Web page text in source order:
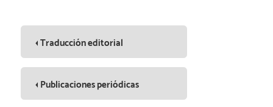
Traducción editorial
Publicaciones periódicas